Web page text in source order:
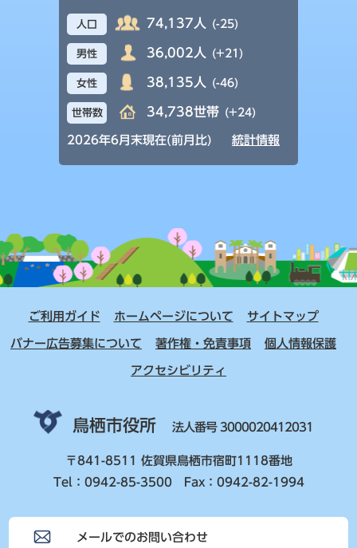
人口 74,137人 (-25)
男性 36,002人 (+21)
女性 38,135人 (-46)
世帯数 34,738世帯 (+24)
2026年6月末現在(前月比) 統計情報
ご利用ガイド ホームページについて サイトマップ
バナー広告募集について 著作権・免責事項 個人情報保護
アクセシビリティ
鳥栖市役所 法人番号 3000020412031
〒841-8511 佐賀県鳥栖市宿町1118番地
Tel：0942-85-3500 Fax：0942-82-1994
メールでのお問い合わせ